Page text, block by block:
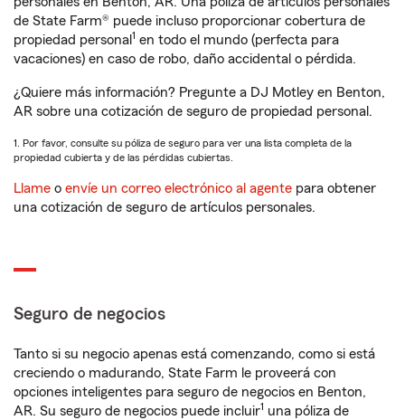
de State Farm® puede incluso proporcionar cobertura de
propiedad personal 1 en todo el mundo (perfecta para
vacaciones) en caso de robo, daño accidental o pérdida.
¿Quiere más información? Pregunte a DJ Motley en Benton,
AR sobre una cotización de seguro de propiedad personal.
1. Por favor, consulte su póliza de seguro para ver una lista completa de la
propiedad cubierta y de las pérdidas cubiertas.
Llame o envíe un correo electrónico al agente para obtener
una cotización de seguro de artículos personales.
Seguro de negocios
Tanto si su negocio apenas está comenzando, como si está
creciendo o madurando, State Farm le proveerá con
opciones inteligentes para seguro de negocios en Benton,
AR. Su seguro de negocios puede incluir1 una póliza de